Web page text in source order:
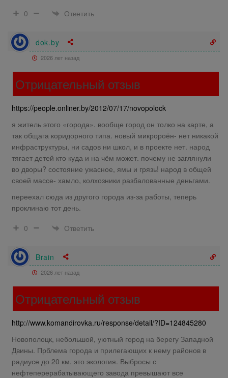
0
Ответить
dok.by
2026 лет назад
Отрицательный отзыв
https://people.onliner.by/2012/07/17/novopolock
я житель этого «города». вообще город он толко на карте, а
так общага коридорного типа. новый микророён- нет никакой
инфраструктуры, ни садов ни школ, и в проекте нет. народ
тягает детей кто куда и на чём может. почему не заглянули
во дворы? состояние ужасное, ямы и грязь! народ в общей
своей массе- хамло, колхозники разбалованные деньгами.
переехал сюда из другого города из-за работы, теперь
проклинаю тот день.
0
Ответить
Brain
2026 лет назад
Отрицательный отзыв
http://www.komandirovka.ru/response/detail/?ID=124845280
Новополоцк, небольшой, уютный город на берегу Западной
Двины. Прблема города и прилегающих к нему районов в
радиусе до 20 км. это экология. Выбросы с
нефтеперерабатывающего завода превышают все